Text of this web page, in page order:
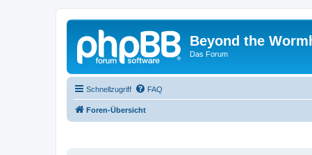
Beyond the
Das Forum
Schnellzugriff FAQ
Foren-Übersicht